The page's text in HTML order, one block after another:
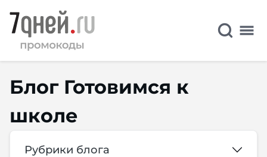
Блог Готовимся к
школе
Рубрики блога